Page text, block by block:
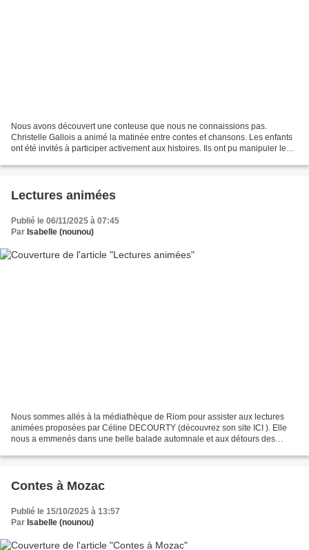
Nous avons découvert une conteuse que nous ne connaissions pas.
Christelle Gallois a animé la matinée entre contes et chansons. Les enfants
ont été invités à participer activement aux histoires. Ils ont pu manipuler les
Lectures animées
Publié le 06/11/2025 à 07:45
Par Isabelle (nounou)
Nous sommes allés à la médiathèque de Riom pour assister aux lectures
animées proposées par Céline DECOURTY (découvrez son site ICI ). Elle
nous a emmenés dans une belle balade automnale et aux détours des
Contes à Mozac
Publié le 15/10/2025 à 13:57
Par Isabelle (nounou)